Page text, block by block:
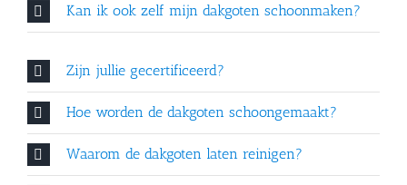
Kan ik ook zelf mijn dakgoten schoonmaken?
Zijn jullie gecertificeerd?
Hoe worden de dakgoten schoongemaakt?
Waarom de dakgoten laten reinigen?